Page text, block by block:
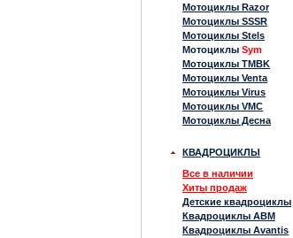
Мотоциклы Razor
Мотоциклы SSSR
Мотоциклы Stels
Мотоциклы Sym
Мотоциклы TMBK
Мотоциклы Venta
Мотоциклы Virus
Мотоциклы VMC
Мотоциклы Десна
КВАДРОЦИКЛЫ
Все в наличии
Хиты продаж
Детские квадроциклы
Квадроциклы ABM
Квадроциклы Avantis